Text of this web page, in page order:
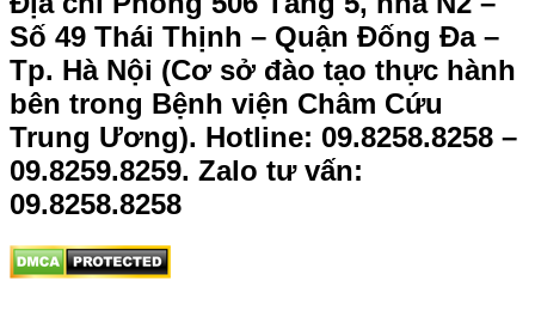
Số 49 Thái Thịnh – Quận Đống Đa –
Tp. Hà Nội (Cơ sở đào tạo thực hành
bên trong Bệnh viện Châm Cứu
Trung Ương). Hotline: 09.8258.8258 –
09.8259.8259. Zalo tư vấn:
09.8258.8258